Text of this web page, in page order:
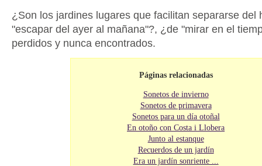
¿Son los jardines lugares que facilitan separarse del
"escapar del ayer al mañana"?, ¿de "mirar en el
perdidos y nunca encontrados.
Páginas relacionadas
Sonetos de invierno
Sonetos de primavera
Sonetos para un día otoñal
En otoño con Costa i Llobera
Junto al estanque
Recuerdos de un jardín
Era un jardín sonriente ...